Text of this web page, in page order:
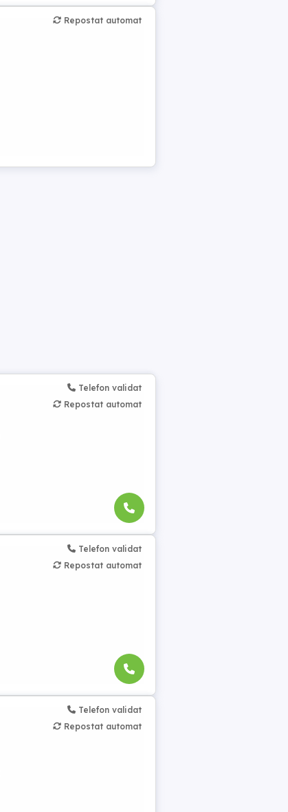
Repostat automat
Telefon validat
Repostat automat
Telefon validat
Repostat automat
Telefon validat
Repostat automat